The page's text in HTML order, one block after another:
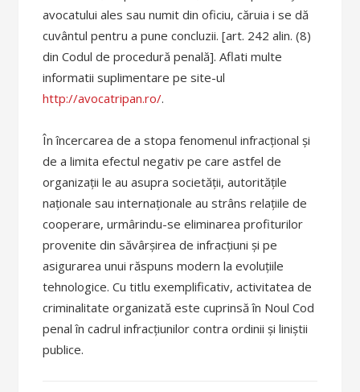
avocatului ales sau numit din oficiu, căruia i se dă
cuvântul pentru a pune concluzii. [art. 242 alin. (8)
din Codul de procedură penală]. Aflati multe
informatii suplimentare pe site-ul
http://avocatripan.ro/.
În încercarea de a stopa fenomenul infracțional și
de a limita efectul negativ pe care astfel de
organizații le au asupra societății, autoritățile
naționale sau internaționale au strâns relațiile de
cooperare, urmârindu-se eliminarea profiturilor
provenite din săvârșirea de infracțiuni și pe
asigurarea unui răspuns modern la evoluțiile
tehnologice. Cu titlu exemplificativ, activitatea de
criminalitate organizată este cuprinsă în Noul Cod
penal în cadrul infracțiunilor contra ordinii și liniștii
publice.